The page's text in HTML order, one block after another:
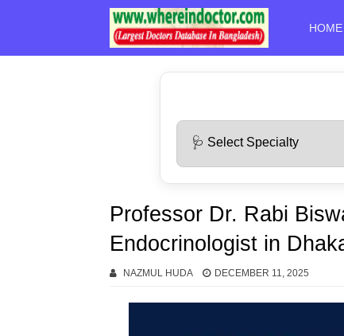
HOME
Professor Dr. Rabi
Endocrinologist in
NAZMUL HUDA DECEMBER 11, 2025